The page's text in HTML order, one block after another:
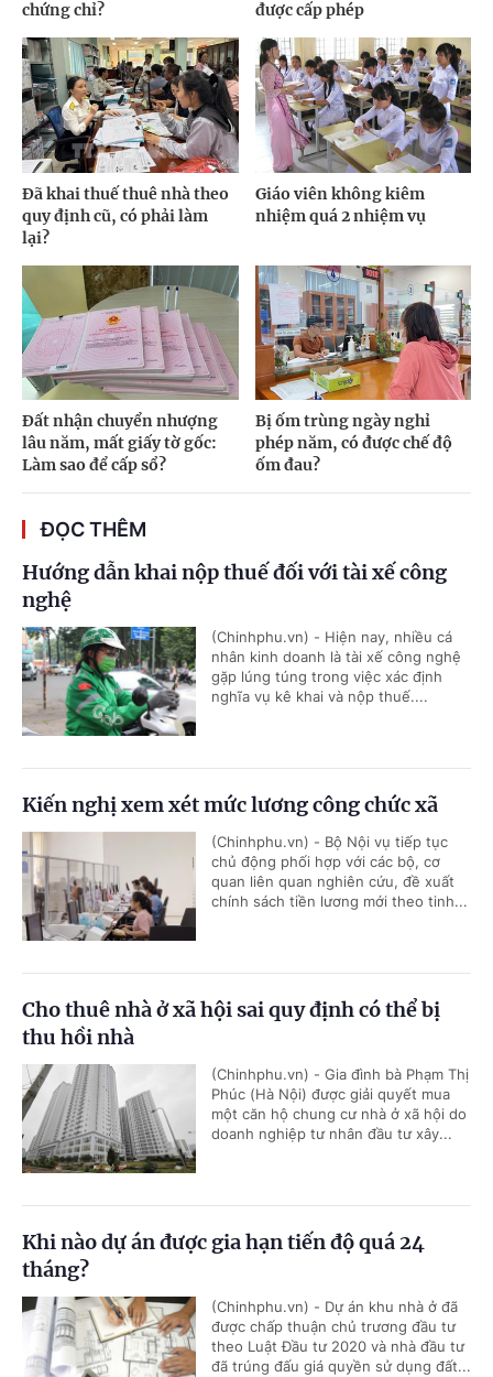
chứng chỉ? được cấp phép
Đã khai thuế thuê nhà theo
quy định cũ, có phải làm
lại?
Giáo viên không kiêm
nhiệm quá 2 nhiệm vụ
Đất nhận chuyển nhượng
lâu năm, mất giấy tờ gốc:
Làm sao để cấp sổ?
Bị ốm trùng ngày nghỉ
phép năm, có được chế độ
ốm đau?
ĐỌC THÊM
Hướng dẫn khai nộp thuế đối với tài xế công
nghệ
(Chinhphu.vn) - Hiện nay, nhiều cá
nhân kinh doanh là tài xế công nghệ
gặp lúng túng trong việc xác định
nghĩa vụ kê khai và nộp thuế....
Kiến nghị xem xét mức lương công chức xã
(Chinhphu.vn) - Bộ Nội vụ tiếp tục
chủ động phối hợp với các bộ, cơ
quan liên quan nghiên cứu, đề xuất
chính sách tiền lương mới theo tinh...
Cho thuê nhà ở xã hội sai quy định có thể bị
thu hồi nhà
(Chinhphu.vn) - Gia đình bà Phạm Thị
Phúc (Hà Nội) được giải quyết mua
một căn hộ chung cư nhà ở xã hội do
doanh nghiệp tư nhân đầu tư xây...
Khi nào dự án được gia hạn tiến độ quá 24
tháng?
(Chinhphu.vn) - Dự án khu nhà ở đã
được chấp thuận chủ trương đầu tư
theo Luật Đầu tư 2020 và nhà đầu tư
đã trúng đấu giá quyền sử dụng đất...